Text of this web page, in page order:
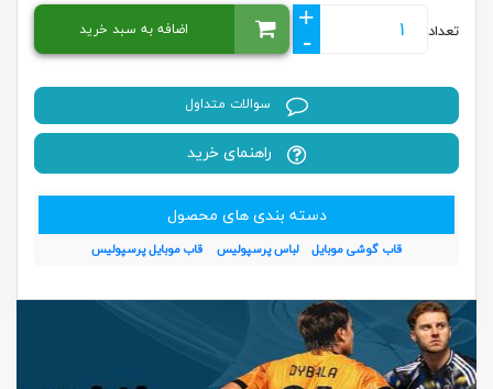
تعداد
+
-
اضافه به سبد خرید
سوالات متداول
راهنمای خرید
دسته بندی های محصول
قاب گوشی موبایل لباس پرسپولیس قاب موبایل پرسپولیس